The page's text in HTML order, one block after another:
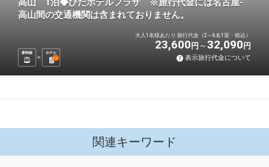
高山 1泊◆ひだホテルプラザ ※旅行代金には名古屋-
高山間の交通機関は含まれておりません。
新幹線
ホテル
1 泊
大人1名様あたり 旅行代金（2～6名1室・税込）
23,600 円 32,090 円
表示旅行代金について
関連キーワード